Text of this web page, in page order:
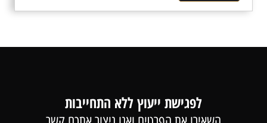
לפגישת ייעוץ ללא התחייבות